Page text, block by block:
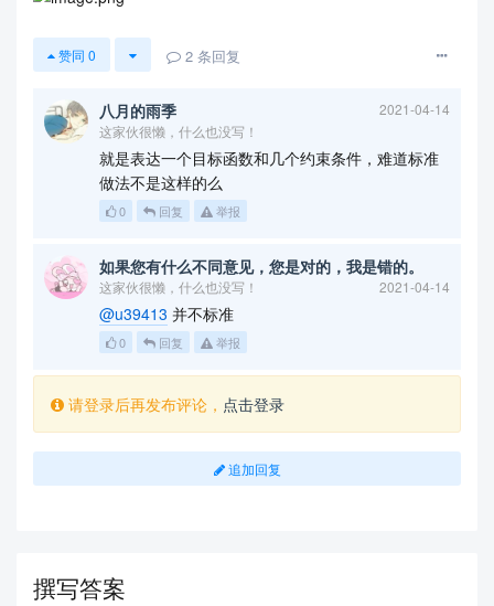
赞同 0 2 条回复
八月的雨季
2021-04-14
这家伙很懒，什么也没写！
就是表达一个目标函数和几个约束条件，难道标准
做法不是这样的么
0 回复 举报
如果您有什么不同意见，您是对的，我是错的。
2021-04-14
这家伙很懒，什么也没写！
@u39413 并不标准
0 回复 举报
请登录后再发布评论， 点击登录
追加回复
撰写答案